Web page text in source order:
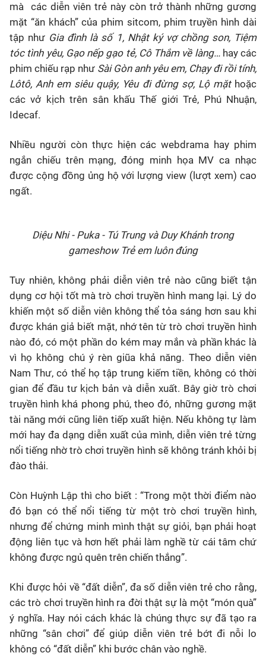
mà các diễn viên trẻ này còn trở thành những gương
mặt “ăn khách” của phim sitcom, phim truyền hình dài
tập như Gia đình là số 1, Nhật ký vợ chồng son, Tiệm
tóc tình yêu, Gạo nếp gạo tẻ, Cô Thắm về làng…hay các
phim chiếu rạp như Sài Gòn anh yêu em, Chạy đi rồi tính,
Lôtô, Anh em siêu quậy, Yêu đi đừng sợ, Lộ mặt hoặc
các vở kịch trên sân khấu Thế giới Trẻ, Phú Nhuận,
Idecaf.
Nhiều người còn thực hiện các webdrama hay phim
ngắn chiếu trên mạng, đóng minh họa MV ca nhạc
được cộng đồng ủng hộ với lượng view (lượt xem) cao
ngất.
Diệu Nhi - Puka - Tú Trung và Duy Khánh trong
gameshow Trẻ em luôn đúng
Tuy nhiên, không phải diễn viên trẻ nào cũng biết tận
dụng cơ hội tốt mà trò chơi truyền hình mang lại. Lý do
khiến một số diễn viên không thể tỏa sáng hơn sau khi
được khán giả biết mặt, nhớ tên từ trò chơi truyền hình
nào đó, có một phần do kém may mắn và phần khác là
vì họ không chú ý rèn giũa khả năng. Theo diễn viên
Nam Thư, có thể họ tập trung kiếm tiền, không có thời
gian để đầu tư kịch bản và diễn xuất. Bây giờ trò chơi
truyền hình khá phong phú, theo đó, những gương mặt
tài năng mới cũng liên tiếp xuất hiện. Nếu không tự làm
mới hay đa dạng diễn xuất của mình, diễn viên trẻ từng
nổi tiếng nhờ trò chơi truyền hình sẽ không tránh khỏi bị
đào thải.
Còn Huỳnh Lập thì cho biết : “Trong một thời điểm nào
đó bạn có thể nổi tiếng từ một trò chơi truyền hình,
nhưng để chứng minh mình thật sự giỏi, bạn phải hoạt
động liên tục và hơn hết phải làm nghề từ cái tâm chứ
không được ngủ quên trên chiến thắng”.
Khi được hỏi về “đất diễn”, đa số diễn viên trẻ cho rằng,
các trò chơi truyền hình ra đời thật sự là một “món quà”
ý nghĩa. Hay nói cách khác là chúng thực sự đã tạo ra
những “sân chơi” để giúp diễn viên trẻ bớt đi nỗi lo
không có “đất diễn” khi bước chân vào nghề.